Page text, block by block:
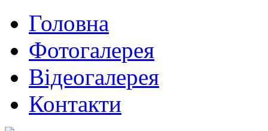
Головна
Фотогалерея
Відеогалерея
Контакти